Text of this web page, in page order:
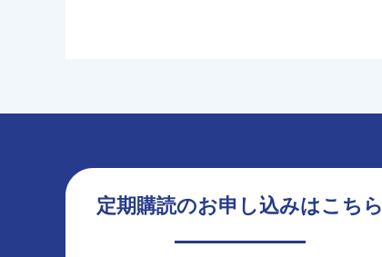
定期購読のお申し込みはこちら